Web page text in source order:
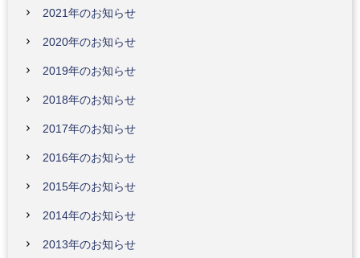
2021年のお知らせ
2020年のお知らせ
2019年のお知らせ
2018年のお知らせ
2017年のお知らせ
2016年のお知らせ
2015年のお知らせ
2014年のお知らせ
2013年のお知らせ